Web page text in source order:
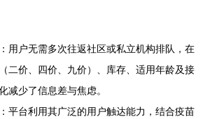
：用户无需多次往返社区或私立机构排队，在
二价、四价、九价）、库存、适用年龄及接
减少了信息差与焦虑。
：平台利用其广泛的用户触达能力，结合疫苗